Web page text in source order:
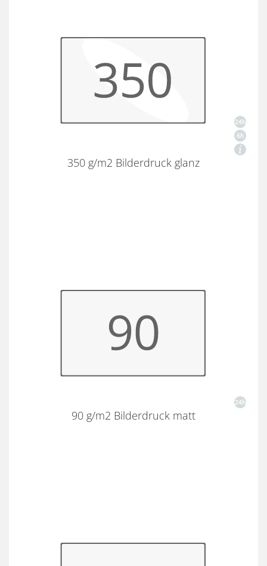
350 g/m2 Bilderdruck glanz
90 g/m2 Bilderdruck matt